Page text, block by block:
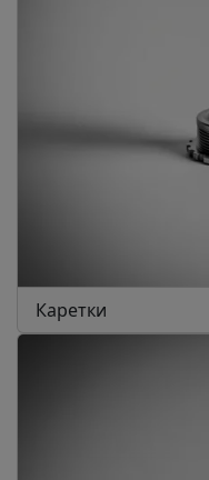
Каретки